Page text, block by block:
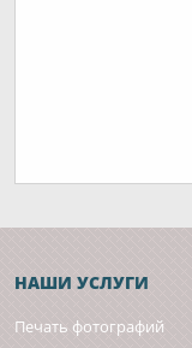
НАШИ УСЛУГИ
Печать фотографий